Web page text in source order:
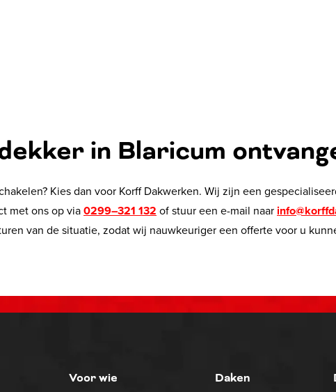
in Blaricum
Kies dan voor Korff Dakwerken. Wij zijn een
met ons op via0299–321 132 of stuur een e-mail naar
van de situatie, zodat wij nauwkeuriger een offerte voor u
Voor wie Daken